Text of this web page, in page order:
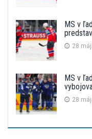
MS v
28
MS v
28